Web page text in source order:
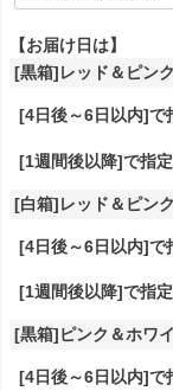
【お届け日は】
[黒箱]レッド＆ピンク
[4日後～6日以内]で
[1週間後以降]で指
[白箱]レッド＆ピンク
[4日後～6日以内]で
[1週間後以降]で指
[黒箱]ピンク＆ホワ
[4日後～6日以内]で